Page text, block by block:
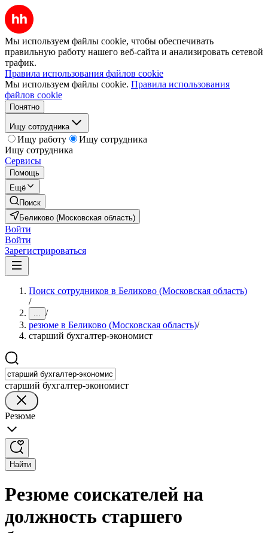
Мы используем файлы cookie, чтобы обеспечивать
правильную работу нашего веб-сайта и анализировать сетевой
трафик.
Правила использования файлов cookie
Мы используем файлы cookie. Правила использования
файлов cookie
Понятно
Ищу сотрудника
Ищу работу
Ищу сотрудника
Ищу сотрудника
Сервисы
Помощь
Ещё
Поиск
Беликово (Московская область)
Войти
Войти
Зарегистрироваться
Поиск сотрудников в Беликово (Московская область)
/
... /
резюме в Беликово (Московская область)/
старший бухгалтер-экономист
старший бухгалтер-экономист
Резюме
Найти
Резюме соискателей на
должность старшего